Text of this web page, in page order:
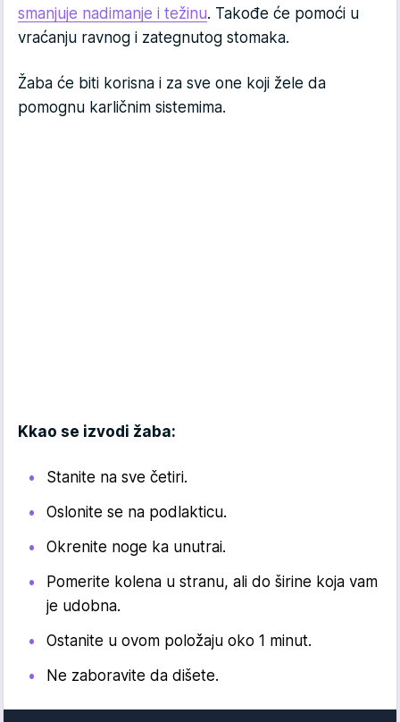
smanjuje nadimanje i težinu. Takođe će pomoći u
vraćanju ravnog i zategnutog stomaka.
Žaba će biti korisna i za sve one koji žele da
pomognu karličnim sistemima.
Kkao se izvodi žaba:
Stanite na sve četiri.
Oslonite se na podlakticu.
Okrenite noge ka unutrai.
Pomerite kolena u stranu, ali do širine koja vam
je udobna.
Ostanite u ovom položaju oko 1 minut.
Ne zaboravite da dišete.